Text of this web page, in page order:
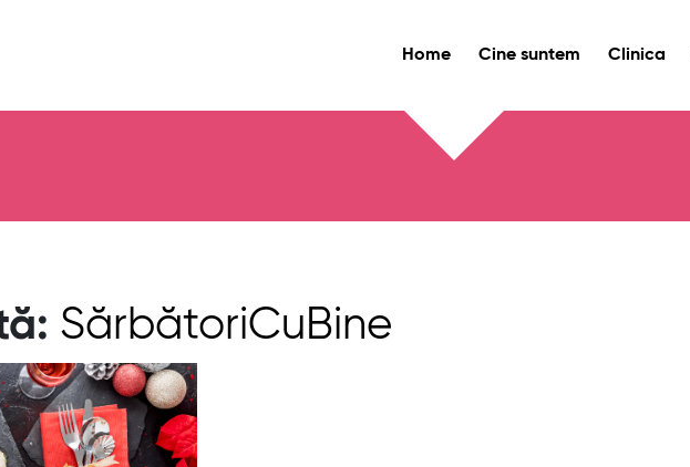
Home Cine suntem Clinica
SărbătoriCuBine